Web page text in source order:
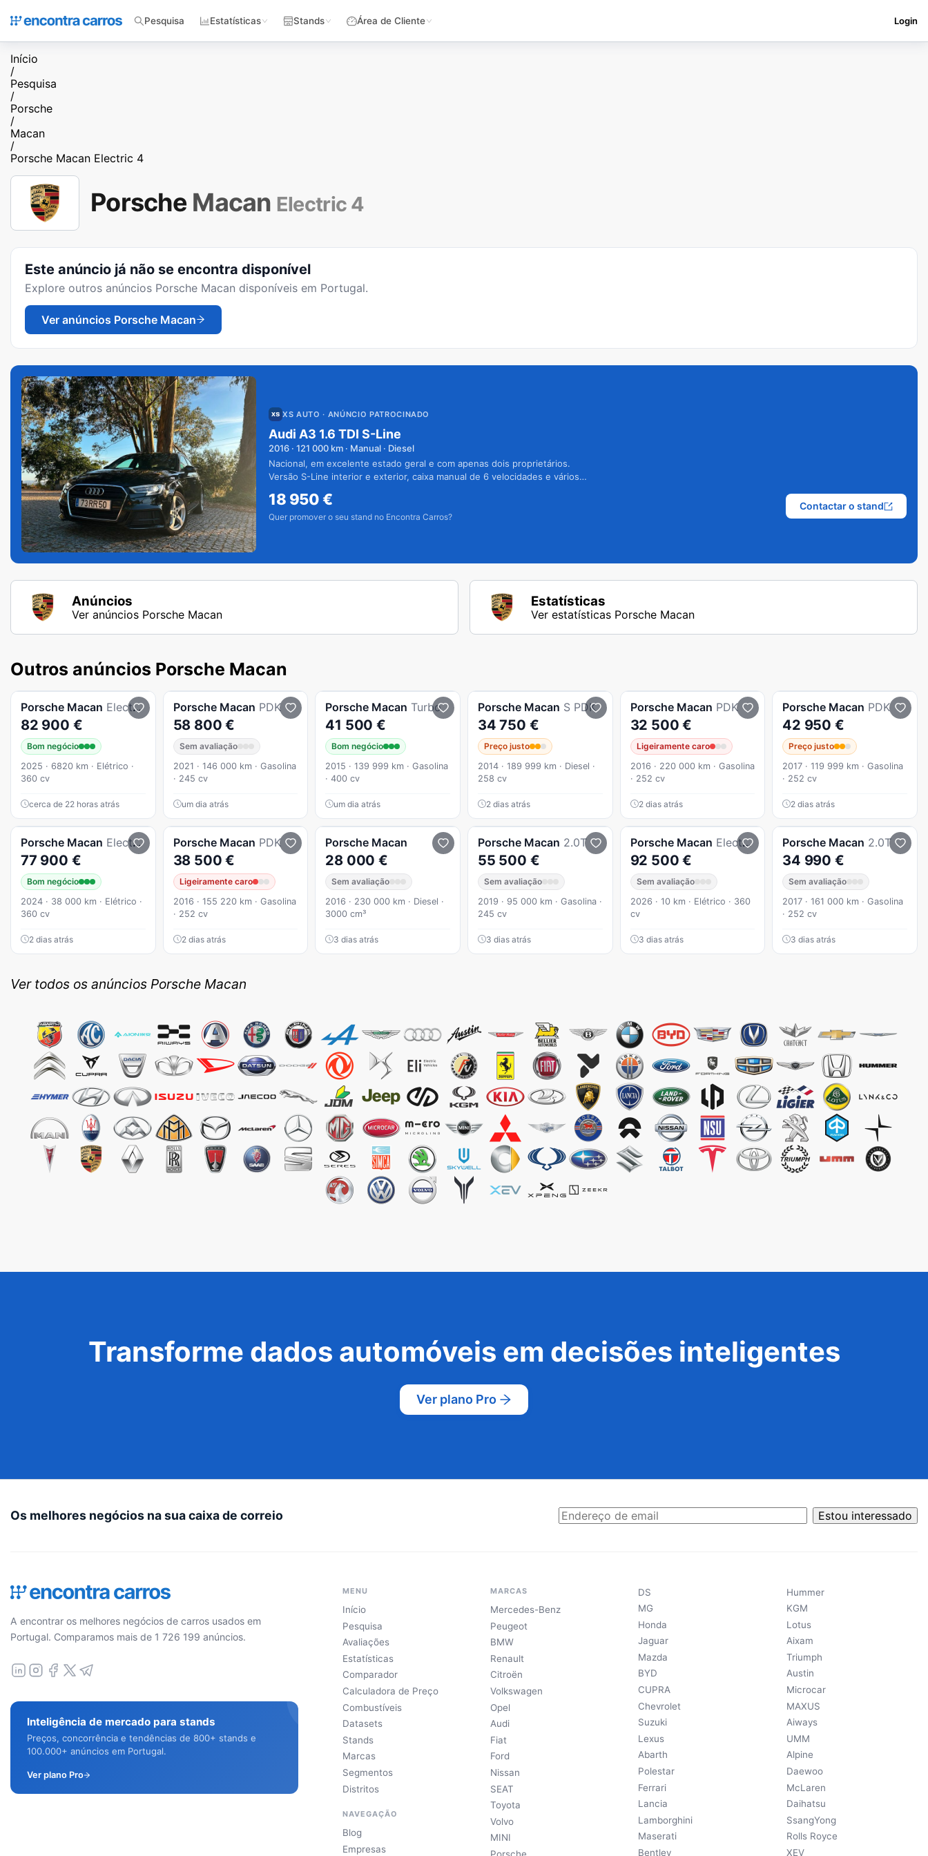
Pesquisa Estatísticas Stands Área de Cliente Login
Início
/
Pesquisa
/
Porsche
/
Macan
/
Porsche Macan Electric 4
Porsche Macan Electric 4
Este anúncio já não se encontra disponível
Explore outros anúncios Porsche Macan disponíveis em Portugal.
Ver anúncios Porsche Macan
XS AUTO · ANÚNCIO PATROCINADO
Audi A3 1.6 TDI S-Line
2016 · 121 000 km · Manual · Diesel
Nacional, em excelente estado geral e com apenas dois proprietários.
Versão S-Line interior e exterior, caixa manual de 6 velocidades e vários
18 950€
Quer promover o seu stand no Encontra Carros?
Contactar o stand
Anúncios
Ver anúncios Porsche Macan
Estatísticas
Ver estatísticas Porsche Macan
Outros anúncios Porsche Macan
Porsche Macan Electric
82 900 €
Bom negócio
2025 · 6820 km · Elétrico ·
360 cv
cerca de 22 horas atrás
Porsche Macan PDK
58 800 €
Sem avaliação
2021 · 146 000 km · Gasolina
· 245 cv
um dia atrás
Porsche Macan Turbo
41 500 €
Bom negócio
2015 · 139 999 km · Gasolina
· 400 cv
um dia atrás
Porsche Macan S PDK
34 750 €
Preço justo
2014 · 189 999 km · Diesel ·
258 cv
2 dias atrás
Porsche Macan PDK
32 500 €
Ligeiramente caro
2016 · 220 000 km · Gasolina
· 252 cv
2 dias atrás
Porsche Macan PDK
42 950 €
Preço justo
2017 · 119 999 km · Gasolina
· 252 cv
2 dias atrás
Porsche Macan Electric
77 900 €
Bom negócio
2024 · 38 000 km · Elétrico ·
360 cv
2 dias atrás
Porsche Macan PDK
38 500 €
Ligeiramente caro
2016 · 155 220 km · Gasolina
· 252 cv
2 dias atrás
Porsche Macan
28 000 €
Sem avaliação
2016 · 230 000 km · Diesel ·
3000 cm³
3 dias atrás
Porsche Macan 2.0T
55 500 €
Sem avaliação
2019 · 95 000 km · Gasolina ·
245 cv
3 dias atrás
Porsche Macan Electric
92 500 €
Sem avaliação
2026 · 10 km · Elétrico · 360
cv
3 dias atrás
Porsche Macan 2.0T
34 990 €
Sem avaliação
2017 · 161 000 km · Gasolina
· 252 cv
3 dias atrás
Ver todos os anúncios Porsche Macan
Transforme dados automóveis em decisões inteligentes
Ver plano Pro
Os melhores negócios na sua caixa de correio Estou interessado
A encontrar os melhores negócios de carros usados em
Portugal. Comparamos mais de 1 726 199 anúncios.
Inteligência de mercado para stands
Preços, concorrência e tendências de 800+ stands e
100.000+ anúncios em Portugal.
Ver plano Pro
MENU
Início
Pesquisa
Avaliações
Estatísticas
Comparador
Calculadora de Preço
Combustíveis
Datasets
Stands
Marcas
Segmentos
Distritos
NAVEGAÇÃO
Blog
Empresas
MARCAS
Mercedes-Benz
Peugeot
BMW
Renault
Citroën
Volkswagen
Opel
Audi
Fiat
Ford
Nissan
SEAT
Toyota
Volvo
MINI
DS
MG
Honda
Jaguar
Mazda
BYD
CUPRA
Chevrolet
Suzuki
Lexus
Abarth
Polestar
Ferrari
Lancia
Lamborghini
Maserati
Bentley
Hummer
KGM
Lotus
Aixam
Triumph
Austin
Microcar
MAXUS
Aiways
UMM
Alpine
Daewoo
McLaren
Daihatsu
SsangYong
Rolls Royce
XEV